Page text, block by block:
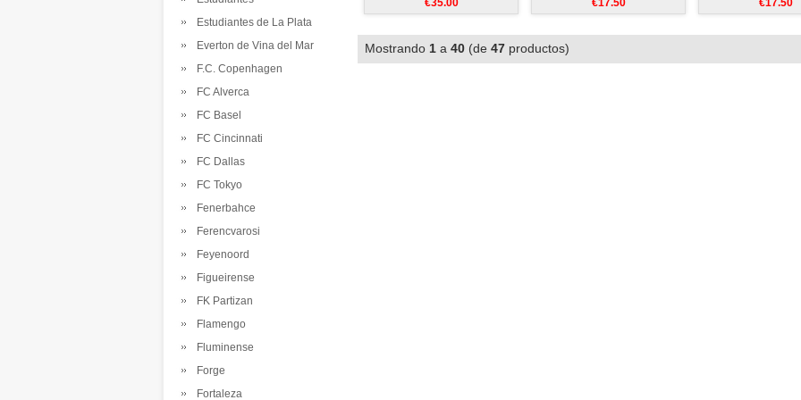
Estudiantes de La Plata
Everton de Vina del Mar
F.C. Copenhagen
FC Alverca
FC Basel
FC Cincinnati
FC Dallas
FC Tokyo
Fenerbahce
Ferencvarosi
Feyenoord
Figueirense
FK Partizan
Flamengo
Fluminense
Forge
Fortaleza
€35.00 €17.50 €17.50
Mostrando 1 a 40 (de 47 productos)